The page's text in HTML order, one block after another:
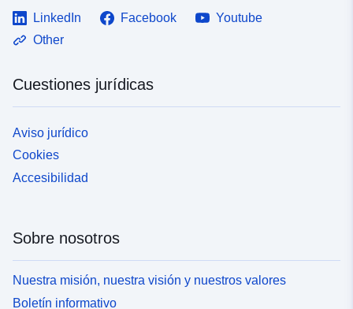
LinkedIn Facebook
Youtube
Other
Cuestiones jurídicas
Aviso jurídico
Cookies
Accesibilidad
Sobre nosotros
Nuestra misión, nuestra visión y nuestros valores
Boletín informativo